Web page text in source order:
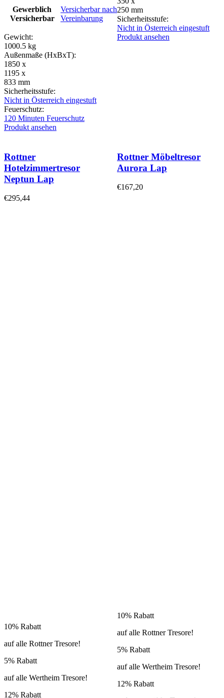
Gewerblich
Versicherbar
Versicherbar nach
Vereinbarung
Gewicht:
1000.5 kg
Außenmaße (HxBxT):
1850 x
1195 x
833 mm
Sicherheitsstufe:
Nicht in Österreich eingestuft
Feuerschutz:
120 Minuten Feuerschutz
Produkt ansehen
250 mm
Sicherheitsstufe:
Nicht in Österreich eingestuft
Produkt ansehen
Rottner
Hotelzimmertresor
Neptun Lap
€295,44
10% Rabatt
auf alle Rottner Tresore!
5% Rabatt
auf alle Wertheim Tresore!
12% Rabatt
Rottner Möbeltresor
Aurora Lap
€167,20
10% Rabatt
auf alle Rottner Tresore!
5% Rabatt
auf alle Wertheim Tresore!
12% Rabatt